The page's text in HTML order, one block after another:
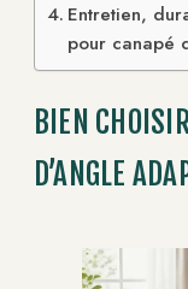
Entretien,
pour canapé
BIEN
D’ANGLE